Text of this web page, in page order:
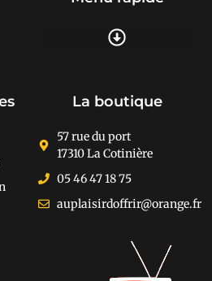
La boutique
57 rue du port
17310 La Cotinière
05 46 47 18 75
auplaisirdoffrir@orange.fr